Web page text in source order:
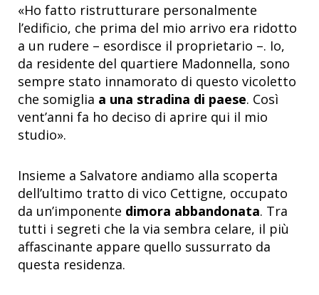
«Ho fatto ristrutturare personalmente
l’edificio, che prima del mio arrivo era ridotto
a un rudere – esordisce il proprietario –. Io,
da residente del quartiere Madonnella, sono
sempre stato innamorato di questo vicoletto
che somiglia a una stradina di paese. Così
vent’anni fa ho deciso di aprire qui il mio
studio».
Insieme a Salvatore andiamo alla scoperta
dell’ultimo tratto di vico Cettigne, occupato
da un’imponente dimora abbandonata. Tra
tutti i segreti che la via sembra celare, il più
affascinante appare quello sussurrato da
questa residenza.